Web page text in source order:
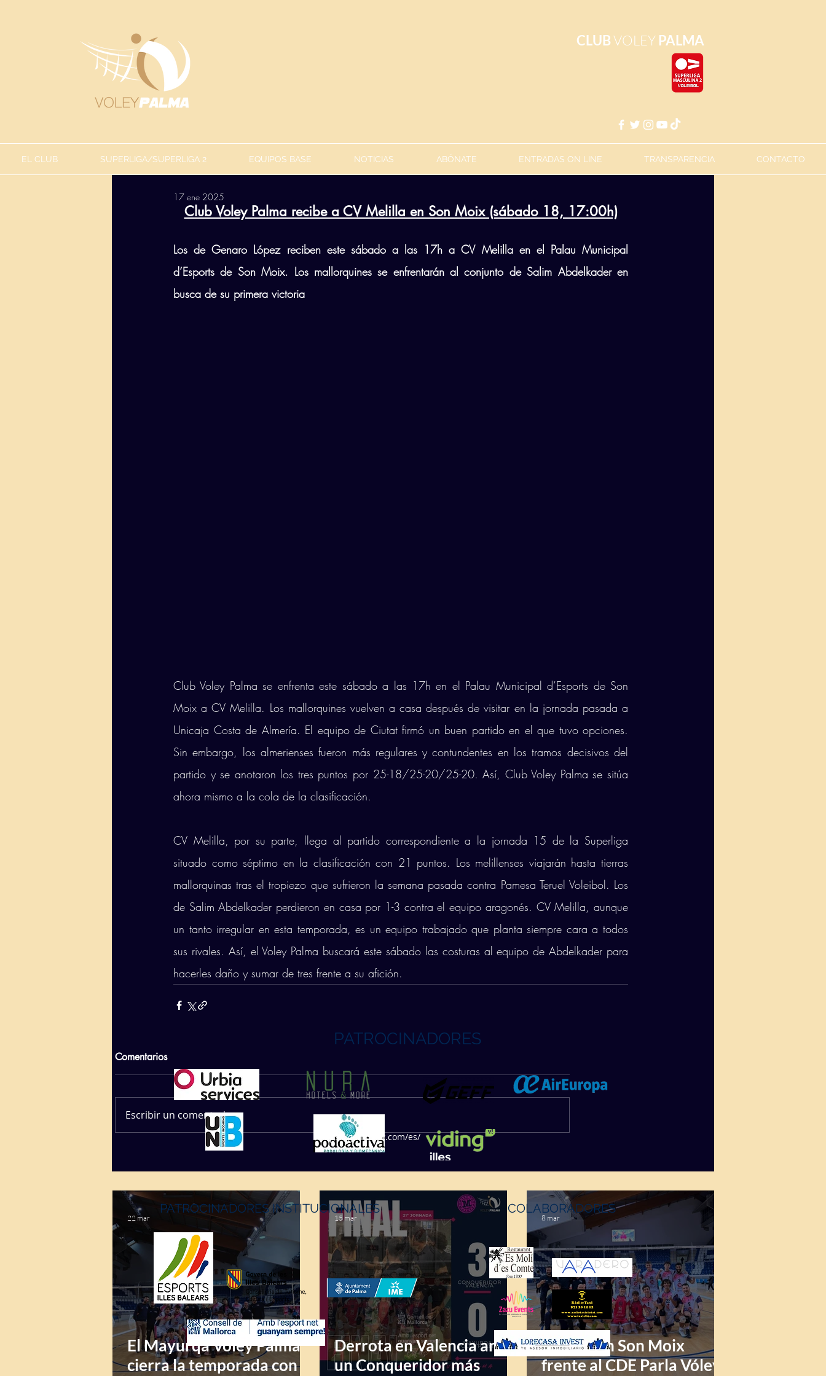
CLUBVOLEY PALMA
EL CLUB SUPERLIGA/SUPERLIGA 2 EQUIPOS BASE NOTICIAS ABÓNATE ENTRADAS ON LINE TRANSPARENCIA CONTACTO
17 ene 2025
Club Voley Palma recibe a CV Melilla en Son Moix (sábado 18, 17:00h)
Los de Genaro López reciben este sábado a las 17h a CV Melilla en el Palau Municipal
d’Esports de Son Moix. Los mallorquines se enfrentarán al conjunto de Salim Abdelkader en
busca de su primera victoria
Club Voley Palma se enfrenta este sábado a las 17h en el Palau Municipal d’Esports de Son
Moix a CV Melilla. Los mallorquines vuelven a casa después de visitar en la jornada pasada a
Unicaja Costa de Almería. El equipo de Ciutat firmó un buen partido en el que tuvo opciones.
Sin embargo, los almerienses fueron más regulares y contundentes en los tramos decisivos del
partido y se anotaron los tres puntos por 25-18/25-20/25-20. Así, Club Voley Palma se sitúa
ahora mismo a la cola de la clasificación.
CV Melilla, por su parte, llega al partido correspondiente a la jornada 15 de la Superliga
situado como séptimo en la clasificación con 21 puntos. Los melillenses viajarán hasta tierras
mallorquinas tras el tropiezo que sufrieron la semana pasada contra Pamesa Teruel Voleibol. Los
de Salim Abdelkader perdieron en casa por 1-3 contra el equipo aragonés. CV Melilla, aunque
un tanto irregular en esta temporada, es un equipo trabajado que planta siempre cara a todos
sus rivales. Así, el Voley Palma buscará este sábado las costuras al equipo de Abdelkader para
hacerles daño y sumar de tres frente a su afición.
Comentarios
Escribir un comentario...
El Mayurqa Voley Palma
cierra la temporada con
22 mar
Derrota en Valencia ante
un Conqueridor más
15 mar
Triunfo en Son Moix
frente al CDE Parla Vóley
8 mar
PATROCINADORES
PATROCINADORES INSTITUCIONALES COLABORADORES
https://geffsport.com/es/